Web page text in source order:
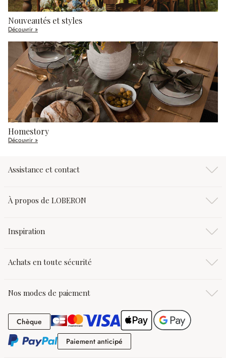
Nouveautés et styles
Découvrir »
Homestory
Découvrir »
Assistance et contact
À propos de LOBERON
Inspiration
Achats en toute sécurité
Nos modes de paiement
Chèque Chèque
Paiement anticipé